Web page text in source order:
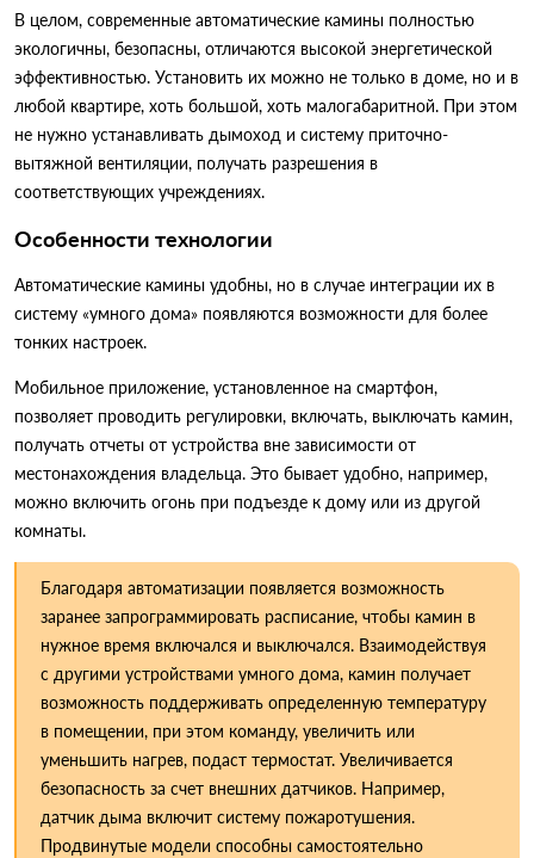
В целом, современные автоматические камины полностью
экологичны, безопасны, отличаются высокой энергетической
эффективностью. Установить их можно не только в доме, но и в
любой квартире, хоть большой, хоть малогабаритной. При этом
не нужно устанавливать дымоход и систему приточно-
вытяжной вентиляции, получать разрешения в
соответствующих учреждениях.
Особенности технологии
Автоматические камины удобны, но в случае интеграции их в
систему «умного дома» появляются возможности для более
тонких настроек.
Мобильное приложение, установленное на смартфон,
позволяет проводить регулировки, включать, выключать камин,
получать отчеты от устройства вне зависимости от
местонахождения владельца. Это бывает удобно, например,
можно включить огонь при подъезде к дому или из другой
комнаты.
Благодаря автоматизации появляется возможность
заранее запрограммировать расписание, чтобы камин в
нужное время включался и выключался. Взаимодействуя
с другими устройствами умного дома, камин получает
возможность поддерживать определенную температуру
в помещении, при этом команду, увеличить или
уменьшить нагрев, подаст термостат. Увеличивается
безопасность за счет внешних датчиков. Например,
датчик дыма включит систему пожаротушения.
Продвинутые модели способны самостоятельно